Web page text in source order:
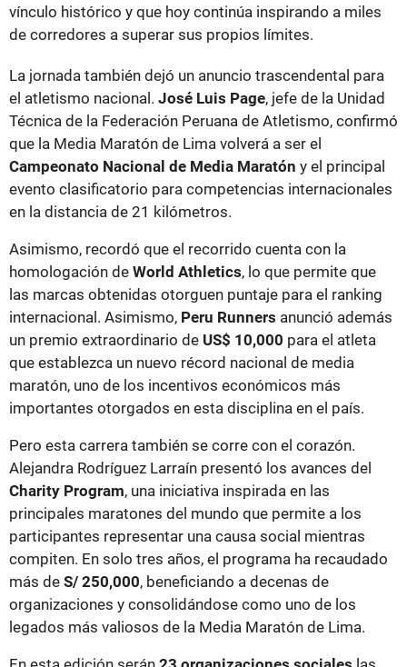
vínculo histórico y que hoy continúa inspirando a miles
de corredores a superar sus propios límites.
La jornada también dejó un anuncio trascendental para
el atletismo nacional. José Luis Page, jefe de la Unidad
Técnica de la Federación Peruana de Atletismo, confirmó
que la Media Maratón de Lima volverá a ser el
Campeonato Nacional de Media Maratón y el principal
evento clasificatorio para competencias internacionales
en la distancia de 21 kilómetros.
Asimismo, recordó que el recorrido cuenta con la
homologación de World Athletics, lo que permite que
las marcas obtenidas otorguen puntaje para el ranking
internacional. Asimismo, Peru Runners anunció además
un premio extraordinario de US$ 10,000 para el atleta
que establezca un nuevo récord nacional de media
maratón, uno de los incentivos económicos más
importantes otorgados en esta disciplina en el país.
Pero esta carrera también se corre con el corazón.
Alejandra Rodríguez Larraín presentó los avances del
Charity Program, una iniciativa inspirada en las
principales maratones del mundo que permite a los
participantes representar una causa social mientras
compiten. En solo tres años, el programa ha recaudado
más de S/ 250,000, beneficiando a decenas de
organizaciones y consolidándose como uno de los
legados más valiosos de la Media Maratón de Lima.